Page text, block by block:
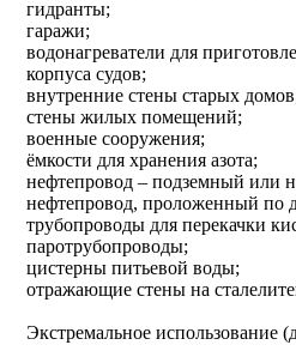
гидранты;
гаражи;
водонагреватели для
корпуса судов;
внутренние стены старых
стены жилых помещений;
военные сооружения;
ёмкости для хранения азота;
нефтепровод – подземный или
нефтепровод, проложенный по
трубопроводы для перекачки
паротрубопроводы;
цистерны питьевой воды;
отражающие стены на
Экстремальное использование